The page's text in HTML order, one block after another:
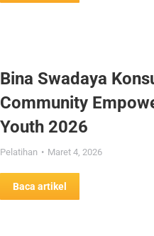
Bina Swadaya
Community
Youth 2026
Pelatihan Maret 4, 2026
Baca artikel